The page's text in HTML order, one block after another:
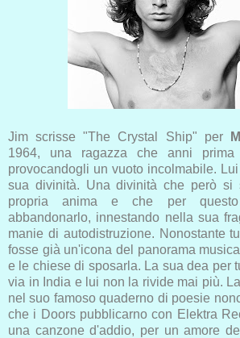
Jim scrisse "The Crystal Ship" per
1964, una ragazza che anni
provocandogli un vuoto incolmabile.
sua divinità. Una divinità che però si
propria anima e che per
abbandonarlo, innestando nella sua
manie di autodistruzione. Nonostante
fosse già un'icona del panorama
e le chiese di sposarla. La sua dea per
via in India e lui non la rivide mai più.
nel suo famoso quaderno di poesie
che i Doors pubblicarno con Elektra
una canzone d'addio, per un amore